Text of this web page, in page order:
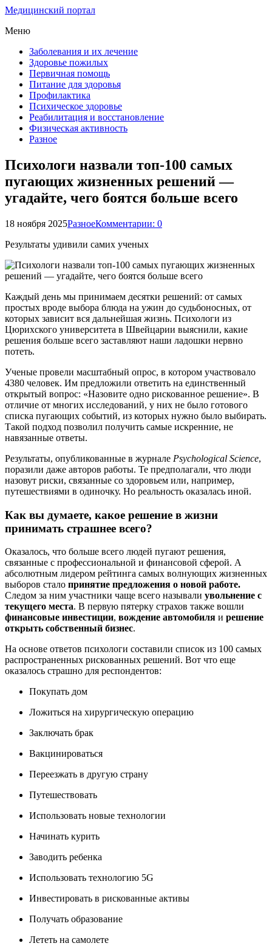
Медицинский портал
Меню
Заболевания и их лечение
Здоровье пожилых
Первичная помощь
Питание для здоровья
Профилактика
Психическое здоровье
Реабилитация и восстановление
Физическая активность
Разное
Психологи назвали топ-100 самых
пугающих жизненных решений —
угадайте, чего боятся больше всего
18 ноября 2025РазноеКомментарии: 0
Результаты удивили самих ученых
Каждый день мы принимаем десятки решений: от самых
простых вроде выбора блюда на ужин до судьбоносных, от
которых зависит вся дальнейшая жизнь. Психологи из
Цюрихского университета в Швейцарии выяснили, какие
решения больше всего заставляют наши ладошки нервно
потеть.
Ученые провели масштабный опрос, в котором участвовало
4380 человек. Им предложили ответить на единственный
открытый вопрос: «Назовите одно рискованное решение». В
отличие от многих исследований, у них не было готового
списка пугающих событий, из которых нужно было выбирать.
Такой подход позволил получить самые искренние, не
навязанные ответы.
Результаты, опубликованные в журнале Psychological Science,
поразили даже авторов работы. Те предполагали, что люди
назовут риски, связанные со здоровьем или, например,
путешествиями в одиночку. Но реальность оказалась иной.
Как вы думаете, какое решение в жизни
принимать страшнее всего?
Оказалось, что больше всего людей пугают решения,
связанные с профессиональной и финансовой сферой. А
абсолютным лидером рейтинга самых волнующих жизненных
выборов стало принятие предложения о новой работе.
Следом за ним участники чаще всего называли увольнение с
текущего места. В первую пятерку страхов также вошли
финансовые инвестиции, вождение автомобиля и решение
открыть собственный бизнес.
На основе ответов психологи составили список из 100 самых
распространенных рискованных решений. Вот что еще
оказалось страшно для респондентов:
Покупать дом
Ложиться на хирургическую операцию
Заключать брак
Вакцинироваться
Переезжать в другую страну
Путешествовать
Использовать новые технологии
Начинать курить
Заводить ребенка
Использовать технологию 5G
Инвестировать в рискованные активы
Получать образование
Лететь на самолете